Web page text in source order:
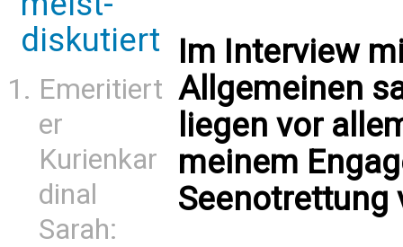
diskutiert
Emeritiert
er
Kurienkar
dinal
Sarah:
Im Interview
Allgemeinen
liegen vor
meinem
Seenotrettung